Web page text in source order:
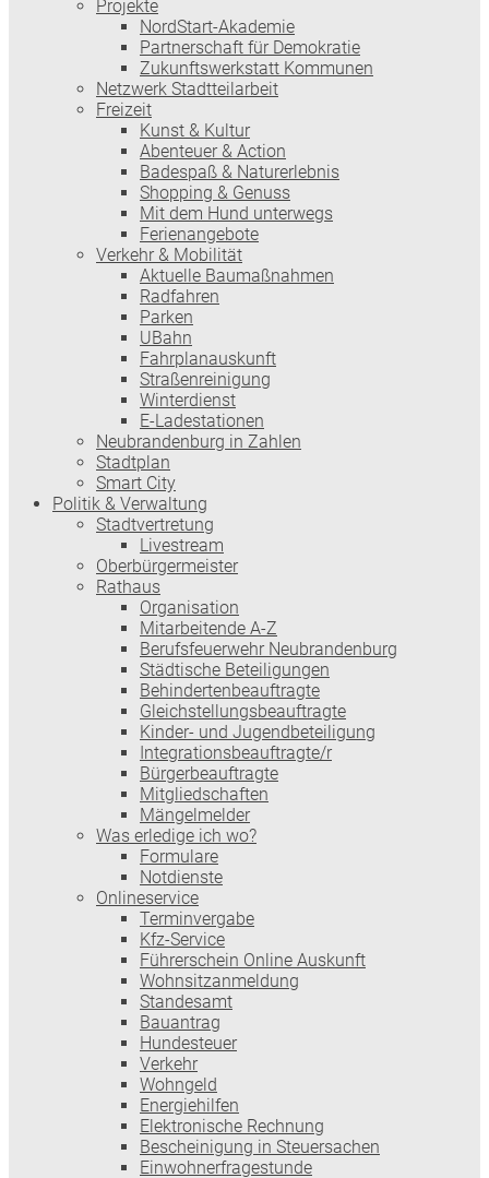
Projekte
NordStart-Akademie
Partnerschaft für Demokratie
Zukunftswerkstatt Kommunen
Netzwerk Stadtteilarbeit
Freizeit
Kunst & Kultur
Abenteuer & Action
Badespaß & Naturerlebnis
Shopping & Genuss
Mit dem Hund unterwegs
Ferienangebote
Verkehr & Mobilität
Aktuelle Baumaßnahmen
Radfahren
Parken
UBahn
Fahrplanauskunft
Straßenreinigung
Winterdienst
E-Ladestationen
Neubrandenburg in Zahlen
Stadtplan
Smart City
Politik & Verwaltung
Stadtvertretung
Livestream
Oberbürgermeister
Rathaus
Organisation
Mitarbeitende A-Z
Berufsfeuerwehr Neubrandenburg
Städtische Beteiligungen
Behindertenbeauftragte
Gleichstellungsbeauftragte
Kinder- und Jugendbeteiligung
Integrationsbeauftragte/r
Bürgerbeauftragte
Mitgliedschaften
Mängelmelder
Was erledige ich wo?
Formulare
Notdienste
Onlineservice
Terminvergabe
Kfz-Service
Führerschein Online Auskunft
Wohnsitzanmeldung
Standesamt
Bauantrag
Hundesteuer
Verkehr
Wohngeld
Energiehilfen
Elektronische Rechnung
Bescheinigung in Steuersachen
Einwohnerfragestunde